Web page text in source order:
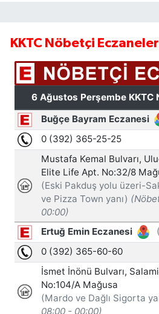
KKTC Nöbetçi Eczaneler